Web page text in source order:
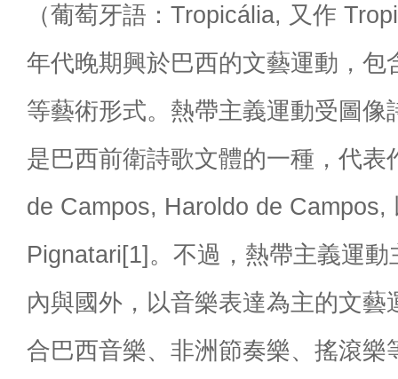
（葡萄牙語：Tropicália, 又作
年代晚期興於巴西的文藝運動，包
等藝術形式。熱帶主義運動受圖像
是巴西前衛詩歌文體的一種，代表
de Campos, Haroldo de Campos,
Pignatari[1]。不過，熱帶主義運
內與國外，以音樂表達為主的文藝
合巴西音樂、非洲節奏樂、搖滾樂